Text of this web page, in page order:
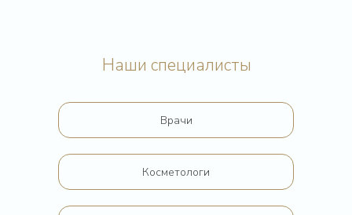
Врачи
Косметологи
Наши специалисты
Записаться
на консультацию
Оставьте заявку и с вами
свяжутся в ближайшее время